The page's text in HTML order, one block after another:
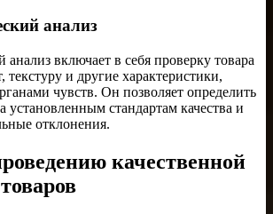
анализ
анализ включает в себя проверку товара
текстуру и другие характеристики,
чувств. Он позволяет определить
установленным стандартам качества и
отклонения.
качественной